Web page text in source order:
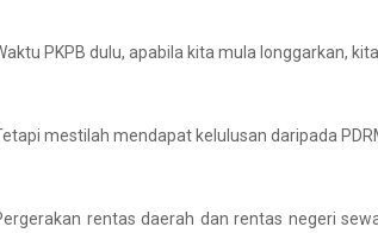
PKPB dulu, apabila kita mula longgarkan,
mestilah mendapat kelulusan daripada
rentas daerah dan rentas negeri